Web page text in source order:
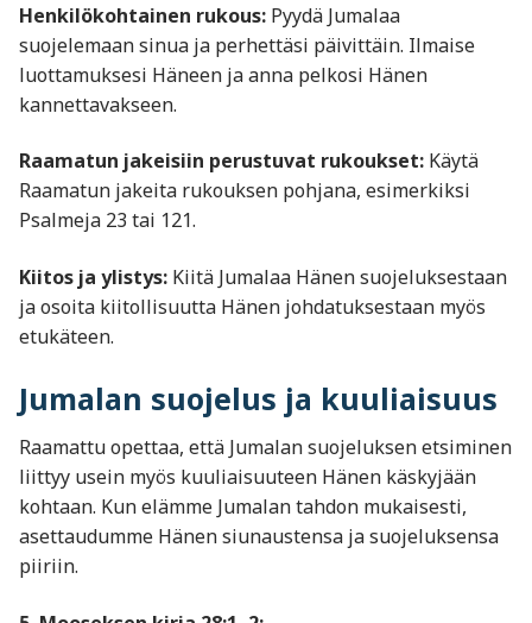
Henkilökohtainen rukous: Pyydä Jumalaa
suojelemaan sinua ja perhettäsi päivittäin. Ilmaise
luottamuksesi Häneen ja anna pelkosi Hänen
kannettavakseen.
Raamatun jakeisiin perustuvat rukoukset: Käytä
Raamatun jakeita rukouksen pohjana, esimerkiksi
Psalmeja 23 tai 121.
Kiitos ja ylistys: Kiitä Jumalaa Hänen suojeluksestaan
ja osoita kiitollisuutta Hänen johdatuksestaan myös
etukäteen.
Jumalan suojelus ja kuuliaisuus
Raamattu opettaa, että Jumalan suojeluksen etsiminen
liittyy usein myös kuuliaisuuteen Hänen käskyjään
kohtaan. Kun elämme Jumalan tahdon mukaisesti,
asettaudumme Hänen siunaustensa ja suojeluksensa
piiriin.